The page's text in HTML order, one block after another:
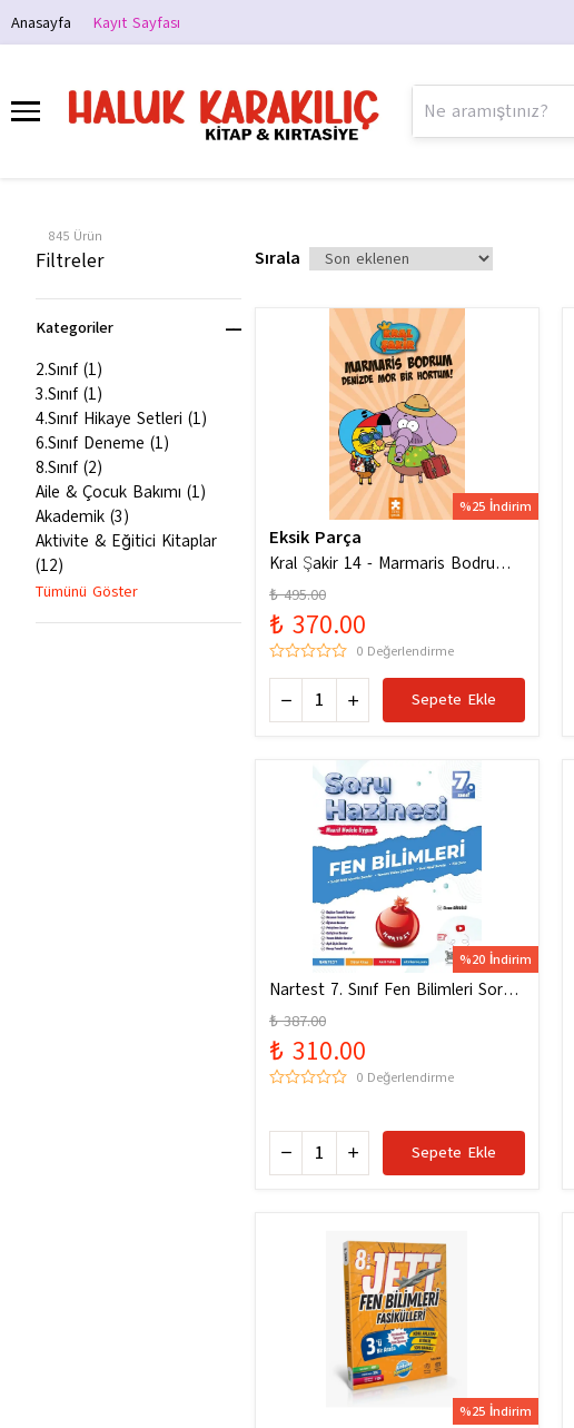
Anasayfa Kayıt Sayfası
845 Ürün
Filtreler
Kategoriler
2.Sınıf (1)
3.Sınıf (1)
4.Sınıf Hikaye Setleri (1)
6.Sınıf Deneme (1)
8.Sınıf (2)
Aile & Çocuk Bakımı (1)
Akademik (3)
Aktivite & Eğitici Kitaplar
(12)
Tümünü Göster
Sırala
%25 İndirim
Eksik Parça
Kral Şakir 14 - Marmaris Bodrum
Denizde Mor Bir Hortum
₺ 495.00
₺ 370.00
0 Değerlendirme
Sepete Ekle
%20 İndirim
Nartest 7. Sınıf Fen Bilimleri Soru
Hazinesi Yeni Maarif Modele Uygun
₺ 387.00
₺ 310.00
0 Değerlendirme
Sepete Ekle
%25 İndirim